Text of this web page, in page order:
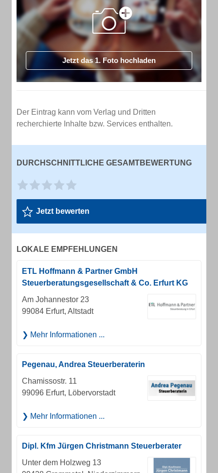
Jetzt das 1. Foto hochladen
Der Eintrag kann vom Verlag und Dritten
recherchierte Inhalte bzw. Services enthalten.
DURCHSCHNITTLICHE GESAMTBEWERTUNG
Jetzt bewerten
LOKALE EMPFEHLUNGEN
ETL Hoffmann & Partner GmbH
Steuerberatungsgesellschaft & Co. Erfurt KG
Am Johannestor 23
99084 Erfurt, Altstadt
Mehr Informationen ...
Pegenau, Andrea Steuerberaterin
Chamissostr. 11
99096 Erfurt, Löbervorstadt
Mehr Informationen ...
Dipl. Kfm Jürgen Christmann Steuerberater
Unter dem Holzweg 13